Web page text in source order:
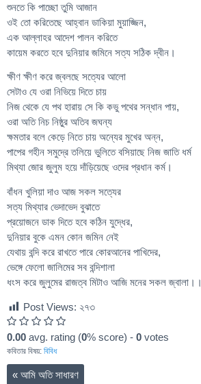
শুনতে কি পাচ্ছো তুমি আজান
ওই তো করিতেছে আহ্বান ডাকিয়া মুয়াজ্জিন,
এক আল্লাহর আদেশ পালন করিতে
কায়েম করতে হবে দুনিয়ার জমিনে সত্য সঠিক দ্বীন।
ক্ষীণ ক্ষীণ করে জ্বলছে সত্যের আলো
সেটাও যে ওরা নিভিয়ে দিতে চায়
নিজ থেকে যে পথ হারায় সে কি কভু পথের সন্ধান পায়,
ওরা অতি নিচ নিষ্ঠুর অতিব জঘন্য
ক্ষমতার বলে কেড়ে নিতে চায় অন্যের মুখের অন্ন,
পাপের গহীন সমুদ্রে তলিয়ে ভুলিতে বসিয়াছে নিজ জাতি ধর্ম
মিথ্যা জোর জুলুম হয়ে দাঁড়িয়েছে ওদের প্রধান কর্ম।
বাঁধন খুলিয়া দাও আজ সকল সত্যের
সত্য মিথ্যার ভেদাভেদ বুঝাতে
প্রয়োজনে ডাক দিতে হবে কঠিন যুদ্ধের,
দুনিয়ার বুকে এমন কোন জমিন নেই
যেথায় বন্দি করে রাখতে পারে কোরআনের পাখিদের,
ভেঙ্গে ফেলো জালিমের সব বন্দিশালা
ধংস করে জুলুমের রাজত্ব মিটাও আজি মনের সকল জ্বালা।।
Post Views: ২৭৩
0.00 avg. rating (0% score) - 0 votes
কবিতার বিষয়: বিবিধ
« আমি অতি সাধারণ